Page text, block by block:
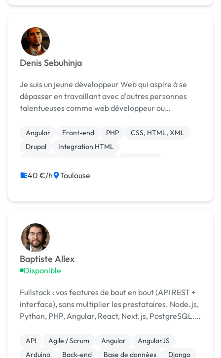
Denis Sebuhinja
Je suis un jeune développeur Web qui aspire à se
dépasser en travaillant avec d'autres personnes
talentueuses comme web développeur ou
Après avoir réalisé mon premier site Web en 2007
avant même ...
Angular Front-end PHP
CSS, HTML, XML
Drupal
Integration HTML
40 €/h Toulouse
Baptiste Allex
Disponible
Fullstack : vos features de bout en bout (API REST +
interface), sans multiplier les prestataires. Node.js,
Python, PHP, Angular, React, Next.js, PostgreSQL.
API Agile / Scrum Angular
AngularJS
Arduino
Back-end Base de données Django